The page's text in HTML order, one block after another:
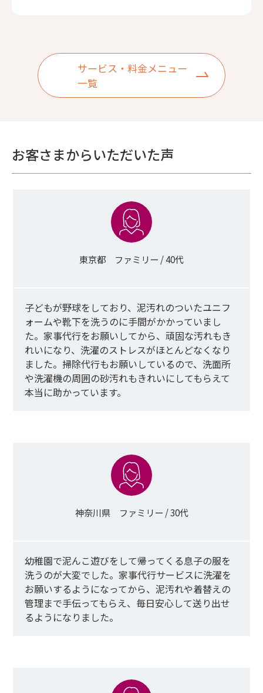
サービス・料金メニュー
一覧
お客さまからいただいた声
東京都 ファミリー / 40代
子どもが野球をしており、泥汚れのついたユニフ
ォームや靴下を洗うのに手間がかかっていまし
た。家事代行をお願いしてから、頑固な汚れもき
れいになり、洗濯のストレスがほとんどなくなり
ました。 掃除代行もお願いしているので、 洗面所
や洗濯機の周囲の砂汚れもきれいに してもらえて
本当に助かっています。
神奈川県 ファミリー / 30代
幼稚園で泥んこ遊びをして帰ってくる息子の服を
洗うのが大変でした。家事代行サービスに洗濯を
お願いするようになってから、泥汚れや着替えの
管理まで手伝ってもらえ、毎日安心して送り出せ
るようになりました。